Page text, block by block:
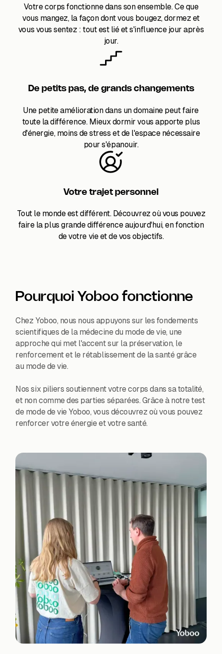
Votre corps fonctionne dans son ensemble. Ce que
vous mangez, la façon dont vous bougez, dormez et
vous vous sentez : tout est lié et s'influence jour après
jour.
De petits pas, de grands changements
Une petite amélioration dans un domaine peut faire
toute la différence. Mieux dormir vous apporte plus
d'énergie, moins de stress et de l'espace nécessaire
pour s'épanouir.
Votre trajet personnel
Tout le monde est différent. Découvrez où vous pouvez
faire la plus grande différence aujourd'hui, en fonction
de votre vie et de vos objectifs.
Pourquoi Yoboo fonctionne
Chez Yoboo, nous nous appuyons sur les fondements
scientifiques de la médecine du mode de vie, une
approche qui met l'accent sur la préservation, le
renforcement et le rétablissement de la santé grâce
au mode de vie.
Nos six piliers soutiennent votre corps dans sa totalité,
et non comme des parties séparées. Grâce à notre test
de mode de vie Yoboo, vous découvrez où vous pouvez
renforcer votre énergie et votre santé.